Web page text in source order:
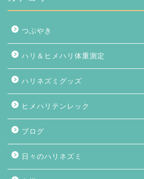
つぶやき
ハリ＆ヒメハリ体重測定
ハリネズミグッズ
ヒメハリテンレック
ブログ
日々のハリネズミ